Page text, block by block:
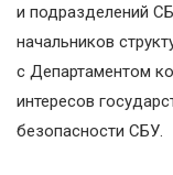
и подразделений
начальников
с Департаментом
интересов
безопасности СБУ.